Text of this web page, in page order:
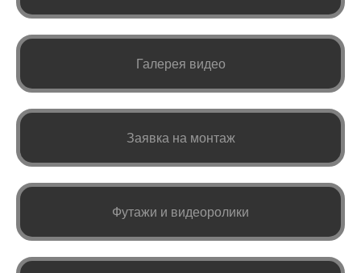
Галерея видео
Заявка на монтаж
Футажи и видеоролики